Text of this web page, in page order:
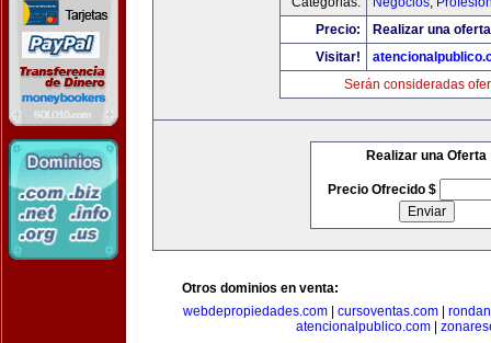
Precio:
Realizar una
Visitar!
Serán consideradas
Realizar una Oferta
Precio Ofrecido $
Otros dominios en venta:
webdepropiedades.com| cursoventas.com|
atencionalpublico.com